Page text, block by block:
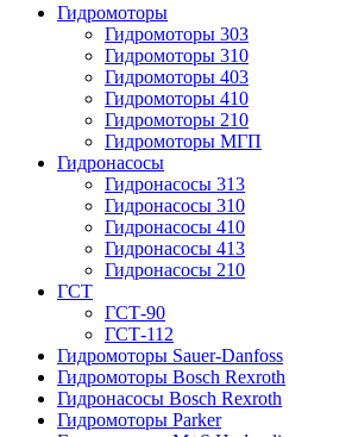
Гидромоторы
Гидромоторы 303
Гидромоторы 310
Гидромоторы 403
Гидромоторы 410
Гидромоторы 210
Гидромоторы МГП
Гидронасосы
Гидронасосы 313
Гидронасосы 310
Гидронасосы 410
Гидронасосы 413
Гидронасосы 210
ГСТ
ГСТ-90
ГСТ-112
Гидромоторы Sauer-Danfoss
Гидромоторы Bosch Rexroth
Гидронасосы Bosch Rexroth
Гидромоторы Parker